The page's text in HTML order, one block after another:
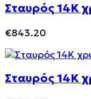
Σταυρός 14Κ
€843.20
Σταυρός 14Κ